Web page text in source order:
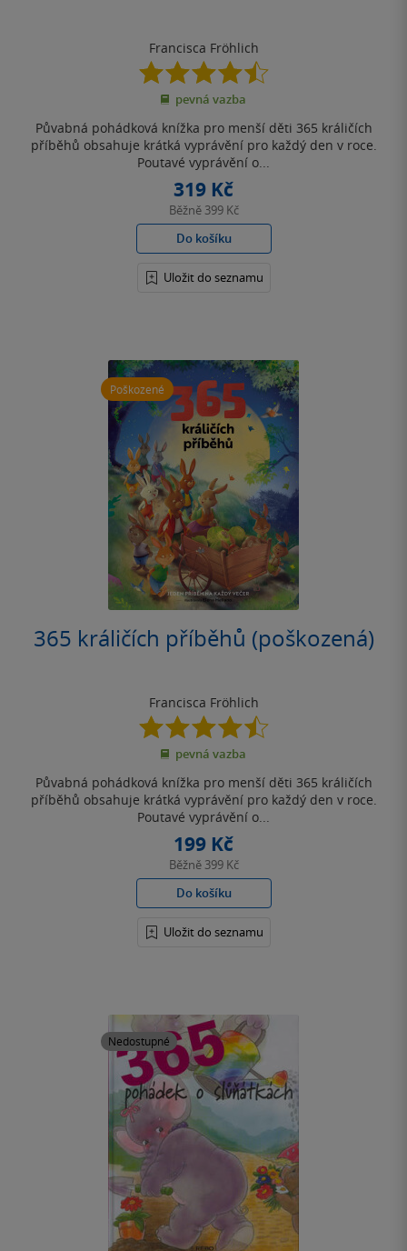
Francisca Fröhlich
4.5
z
5
pevná vazba
Půvabná pohádková knížka pro menší děti 365 králičích
příběhů obsahuje krátká vyprávění pro každý den v roce.
Poutavé vyprávění o...
319 Kč
Běžně 399 Kč
Do košíku
Uložit do seznamu
Poškozené
365 králičích příběhů (poškozená)
Francisca Fröhlich
4.5
z
5
pevná vazba
Půvabná pohádková knížka pro menší děti 365 králičích
příběhů obsahuje krátká vyprávění pro každý den v roce.
Poutavé vyprávění o...
199 Kč
Běžně 399 Kč
Do košíku
Uložit do seznamu
Nedostupné